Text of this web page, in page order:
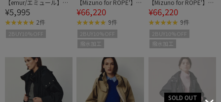
【emur/エミュール】サ
ーモジャージロゴプルオ
ーバー
¥5,995
2件
2BUY10%OFF
【Mizuno for ROPE'】ラ
イナー付き ギャザーマウ
ンテンパーカー/撥水・
イージーケア
¥66,220
9件
2BUY10%OFF
撥水加工
【Mizuno for ROPE'】ラ
イナー付き ギャザーマウ
ンテンパーカー/撥水・
イージーケア
¥66,220
9件
2BUY10%OFF
撥水加工